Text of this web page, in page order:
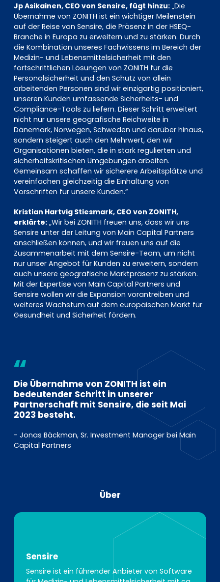
Jp Asikainen, CEO von Sensire, fügt hinzu: „Die
Übernahme von ZONITH ist ein wichtiger Meilenstein
auf der Reise von Sensire, die Präsenz in der HSEQ-
Branche in Europa zu erweitern und zu stärken. Durch
die Kombination unseres Fachwissens im Bereich der
Medizin- und Lebensmittelsicherheit mit den
fortschrittlichen Lösungen von ZONITH für die
Personalsicherheit und den Schutz von allein
arbeitenden Personen sind wir einzigartig positioniert,
unseren Kunden umfassende Sicherheits- und
Compliance-Tools zu liefern. Dieser Schritt erweitert
nicht nur unsere geografische Reichweite in
Dänemark, Norwegen, Schweden und darüber hinaus,
sondern steigert auch den Mehrwert, den wir
Organisationen bieten, die in stark regulierten und
sicherheitskritischen Umgebungen arbeiten.
Gemeinsam schaffen wir sicherere Arbeitsplätze und
vereinfachen gleichzeitig die Einhaltung von
Vorschriften für unsere Kunden.“
Kristian Hartvig Stiesmark, CEO von ZONITH,
erklärte: „Wir bei ZONITH freuen uns, dass wir uns
Sensire unter der Leitung von Main Capital Partners
anschließen können, und wir freuen uns auf die
Zusammenarbeit mit dem Sensire-Team, um nicht
nur unser Angebot für Kunden zu erweitern, sondern
auch unsere geografische Marktpräsenz zu stärken.
Mit der Expertise von Main Capital Partners und
Sensire wollen wir die Expansion vorantreiben und
weiteres Wachstum auf dem europäischen Markt für
Gesundheit und Sicherheit fördern.
Die Übernahme von ZONITH ist ein
bedeutender Schritt in unserer
Partnerschaft mit Sensire, die seit Mai
2023 besteht.
- Jonas Bäckman, Sr. Investment Manager bei Main
Capital Partners
Über
Sensire
Sensire ist ein führender Anbieter von Software